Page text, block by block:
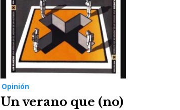
Opinión
Un verano que (no)